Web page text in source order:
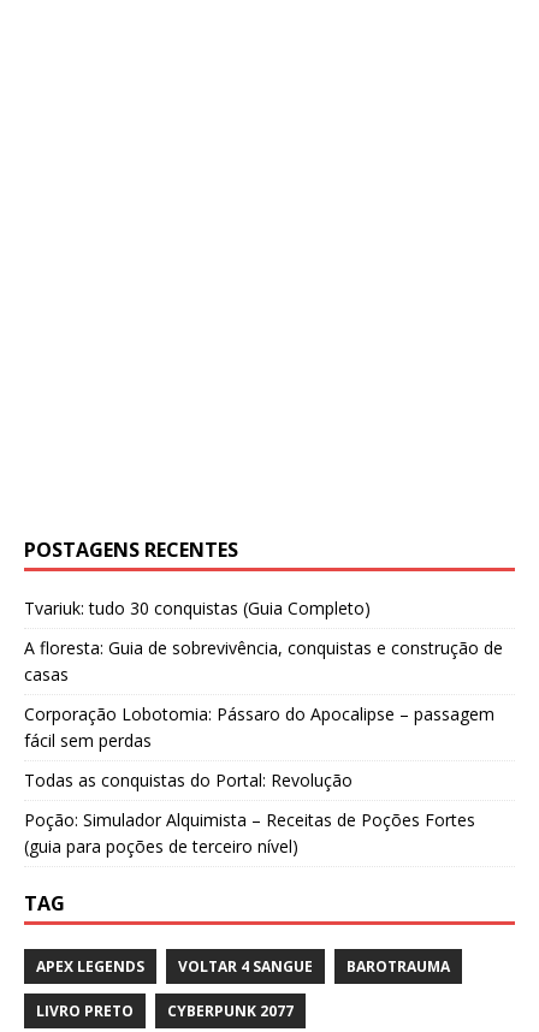
POSTAGENS RECENTES
Tvariuk: tudo 30 conquistas (Guia Completo)
A floresta: Guia de sobrevivência, conquistas e construção de
casas
Corporação Lobotomia: Pássaro do Apocalipse – passagem
fácil sem perdas
Todas as conquistas do Portal: Revolução
Poção: Simulador Alquimista – Receitas de Poções Fortes
(guia para poções de terceiro nível)
TAG
APEX LEGENDS VOLTAR 4 SANGUE BAROTRAUMA
LIVRO PRETO CYBERPUNK 2077